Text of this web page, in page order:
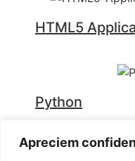
Apreciem
HTML5
Python